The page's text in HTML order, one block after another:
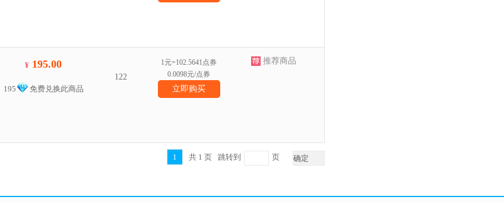
¥ 195.00
195 免费兑换此商品
122
1元=102.5641点券
0.0098元/点券
立即购买
推荐商品
1 共 1 页 确定
跳转到 页